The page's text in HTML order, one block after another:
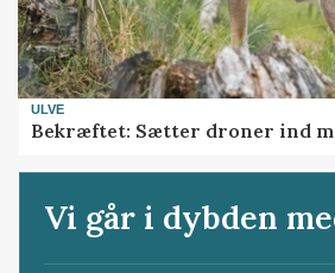
ULVE
Bekræftet: Sætter droner ind
Vi går i dybden